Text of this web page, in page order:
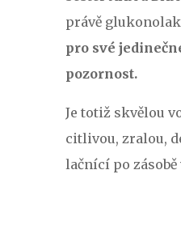
právě
pro své
pozornost.
Je totiž skvělou
citlivou, zralou,
lačnící po zásobě